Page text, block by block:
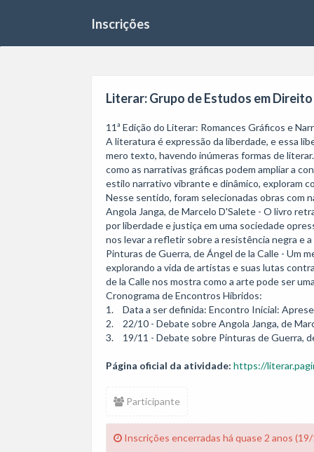
Inscrições
Literar: Grupo de Estudos em
11ª Edição do Literar: Romances Gráficos e
A literatura é expressão da liberdade, e essa
mero texto, havendo inúmeras formas de
como as narrativas gráficas podem ampliar a
estilo narrativo vibrante e dinâmico, exploram
Nesse sentido, foram selecionadas obras com
Angola Janga, de Marcelo D'Salete - O livro
por liberdade e justiça em uma sociedade
nos levar a refletir sobre a resistência negra e
Pinturas de Guerra, de Ángel de la Calle - Um
explorando a vida de artistas e suas lutas
de la Calle nos mostra como a arte pode ser
Cronograma de Encontros Híbridos:
1.	Data a ser definida: Encontro Inicial: Apresentação das Graphic Novels
2.	22/10 - Debate sobre Angola Janga, de Marcelo D'Salete
3.	19/11 - Debate sobre Pinturas de Guerra,
Página oficial da atividade: https://
Participante
Inscrições encerradas há quase 2 anos